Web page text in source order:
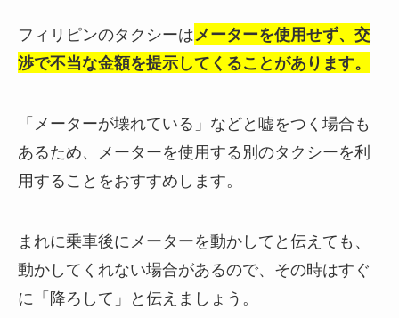
フィリピンのタクシーはメーターを使用せず、交
渉で不当な金額を提示してくることがあります。
「メーターが壊れている」などと嘘をつく場合も
あるため、 メーターを使用する別のタクシーを利
用することをおすすめします。
まれに乗車後にメーターを動かしてと伝えても、
動かしてくれない場合があるので、その時はすぐ
に「降ろして」と伝えましょう。